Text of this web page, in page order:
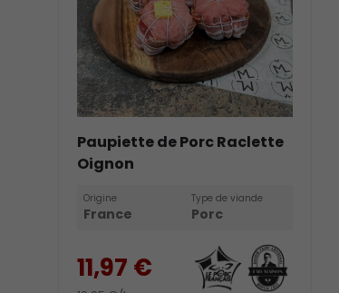
Paupiette de Porc Raclette
Oignon
Origine
France
Type de viande
Porc
11,97 €